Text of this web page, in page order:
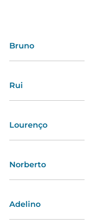
Bruno
Rui
Lourenço
Norberto
Adelino
Vanessa
Heloísa
Cândida
Diana
Regina